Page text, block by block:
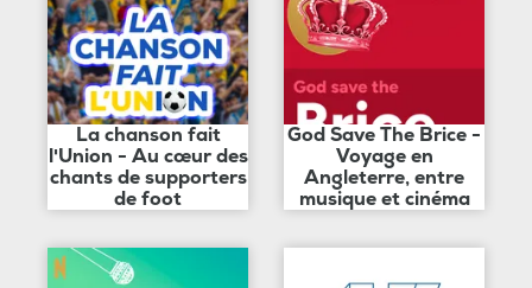
La chanson fait
l'Union - Au cœur des
chants de supporters
de foot
God Save The Brice -
Voyage en
Angleterre, entre
musique et cinéma